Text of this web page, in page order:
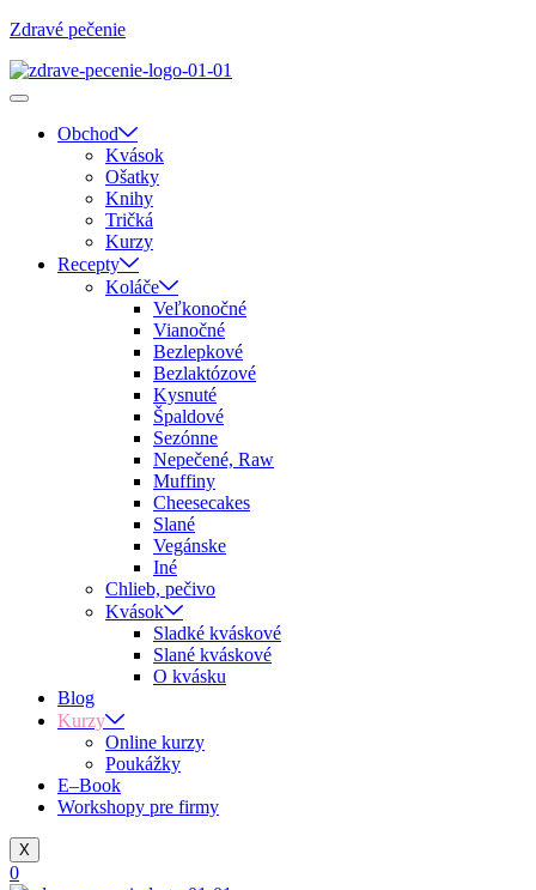
Zdravé pečenie
Obchod
Kvások
Ošatky
Knihy
Tričká
Kurzy
Recepty
Koláče
Veľkonočné
Vianočné
Bezlepkové
Bezlaktózové
Kysnuté
Špaldové
Sezónne
Nepečené, Raw
Muffiny
Cheesecakes
Slané
Vegánske
Iné
Chlieb, pečivo
Kvások
Sladké kváskové
Slané kváskové
O kvásku
Blog
Kurzy
Online kurzy
Poukážky
E–Book
Workshopy pre firmy
X
0